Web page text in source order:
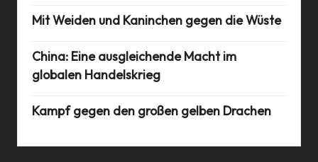
Mit Weiden und Kaninchen gegen die Wüste
China: Eine ausgleichende Macht im
globalen Handelskrieg
Kampf gegen den großen gelben Drachen